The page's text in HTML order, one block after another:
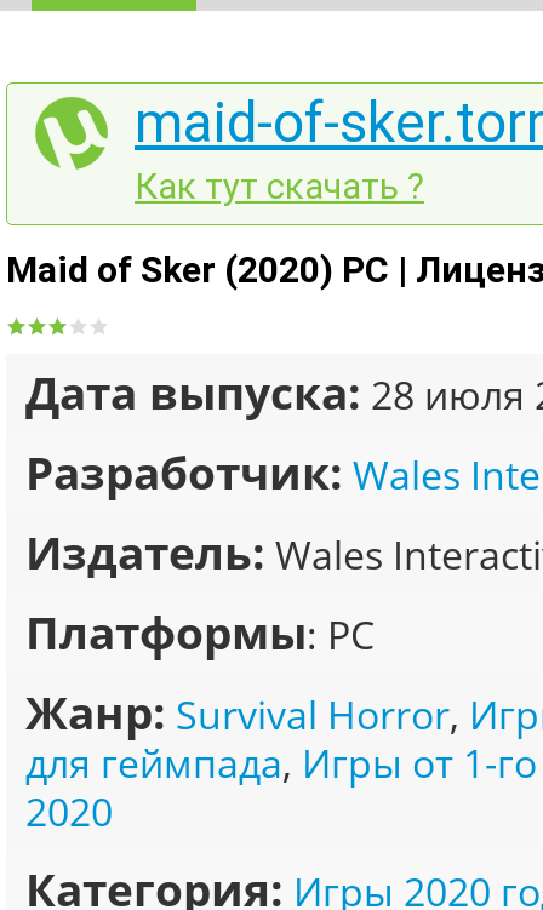
maid-of-
Как тут скачать ?
Maid of Sker (2020) PC |
Дата выпуска: 28 июля
Разработчик: Wales
Издатель: Wales
Платформы: PC
Жанр: Survival Horror,
для геймпада, Игры от 1-
2020
Категория: Игры 2020